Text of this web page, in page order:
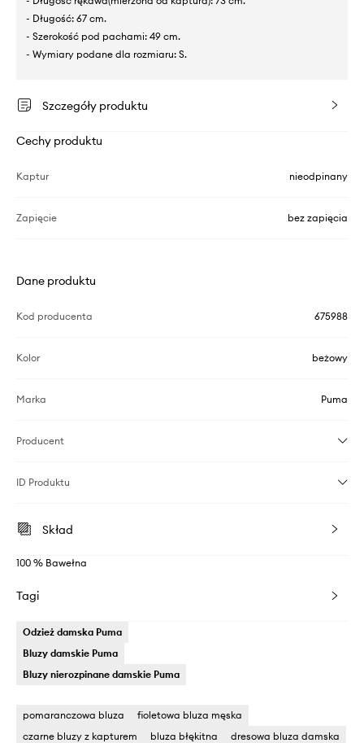
- Długość: 67 cm.
- Szerokość pod pachami: 49 cm.
- Wymiary podane dla rozmiaru: S.
Szczegóły produktu
Cechy produktu
Kaptur nieodpinany
Zapięcie bez zapięcia
Dane produktu
Kod producenta 675988
Kolor beżowy
Marka Puma
Producent
ID Produktu
Skład
100 % Bawełna
Tagi
Odzież damska Puma
Bluzy damskie Puma
Bluzy nierozpinane damskie Puma
pomaranczowa bluza
fioletowa bluza męska
czarne bluzy z kapturem
bluza błękitna dresowa bluza damska